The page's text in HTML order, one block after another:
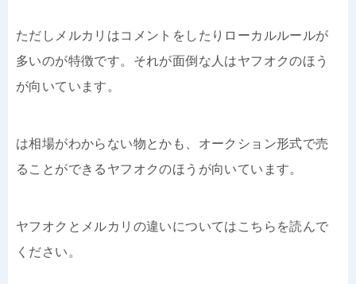
ただしメルカリはコメントをしたりローカルルールが
多いのが特徴です。それが面倒な人はヤフオクのほう
が向いています。
は相場がわからない物とかも、オークション形式で売
ることができるヤフオクのほうが向いています。
ヤフオクとメルカリの違いについてはこちらを読んで
ください。